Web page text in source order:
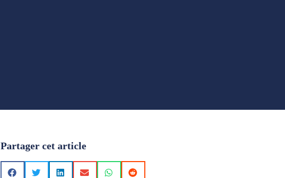
Partager cet article